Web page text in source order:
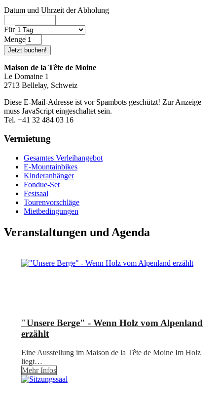
Datum und Uhrzeit der Abholung
Für
Menge
Maison de la Tête de Moine
Le Domaine 1
2713 Bellelay, Schweiz
Diese E-Mail-Adresse ist vor Spambots geschützt! Zur Anzeige
muss JavaScript eingeschaltet sein.
Tel. +41 32 484 03 16
Vermietung
Gesamtes Verleihangebot
E-Mountainbikes
Kinderanhänger
Fondue-Set
Festsaal
Tourenvorschläge
Mietbedingungen
Veranstaltungen und Agenda
"Unsere Berge" - Wenn Holz vom Alpenland
erzählt
Eine Ausstellung im Maison de la Tête de Moine Im Holz
liegt…
Mehr Infos